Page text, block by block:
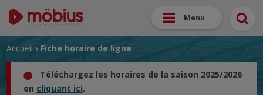
Menu
Accueil › Fiche horaire de ligne
Téléchargez les horaires de la saison 2025/2026
en cliquant ici.